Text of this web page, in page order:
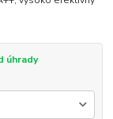
úhrady